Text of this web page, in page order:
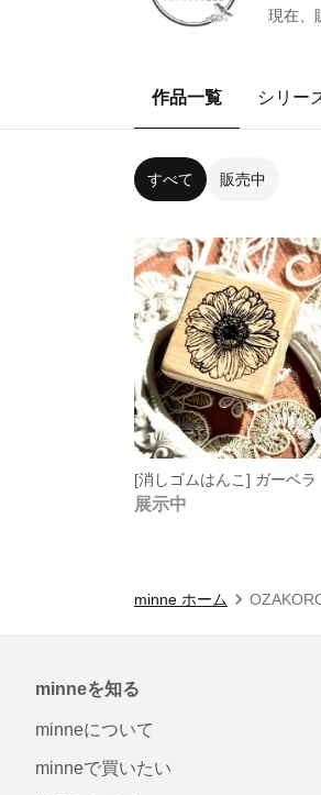
現在、
作品一覧 シリー
すべて 販売中
[消しゴムはんこ] ガーベラ
展示中
minne ホーム
minneを知る
minneについて
minneで買いたい